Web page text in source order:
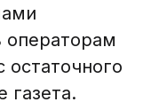
операторам
остаточного
газета.